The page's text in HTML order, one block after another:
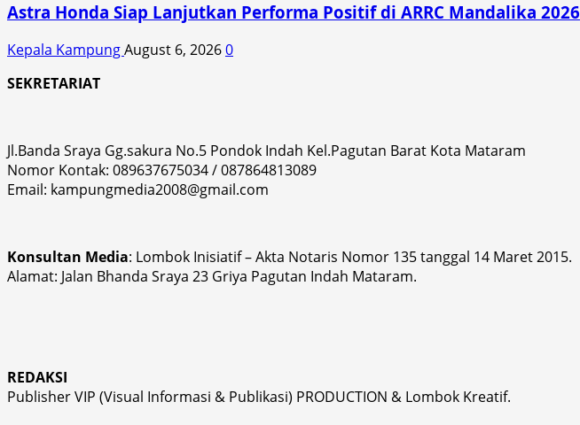
Astra Honda Siap Lanjutkan Performa Positif di ARRC Mandalika 2026
Kepala KampungAugust 6, 20260
SEKRETARIAT
Jl.Banda Sraya Gg.sakura No.5 Pondok Indah Kel.Pagutan Barat Kota Mataram
Nomor Kontak: 089637675034 / 087864813089
Email: kampungmedia2008@gmail.com
Konsultan Media: Lombok Inisiatif – Akta Notaris Nomor 135 tanggal 14 Maret 2015.
Alamat: Jalan Bhanda Sraya 23 Griya Pagutan Indah Mataram.
REDAKSI
Publisher VIP (Visual Informasi & Publikasi) PRODUCTION & Lombok Kreatif.